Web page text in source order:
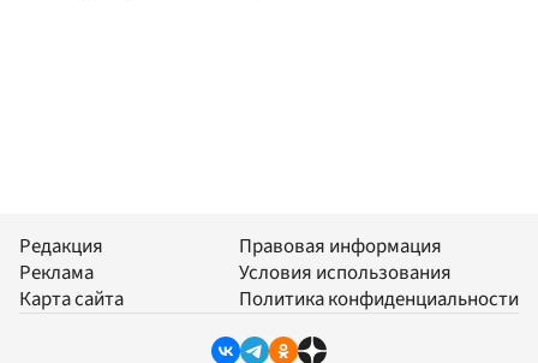
Редакция
Реклама
Карта сайта
Правовая информация
Условия использования
Политика конфиденциальности